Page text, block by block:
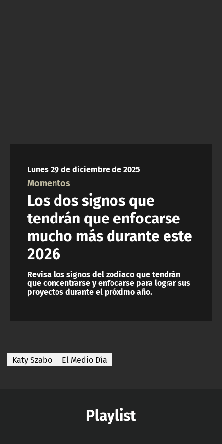
Lunes 29 de diciembre de 2025
Momentos
Los dos signos que
tendrán que enfocarse
mucho más durante este
2026
Revisa los signos del zodiaco que tendrán
que concentrarse y enfocarse para lograr sus
proyectos durante el próximo año.
Katy Szabo El Medio Día
Playlist